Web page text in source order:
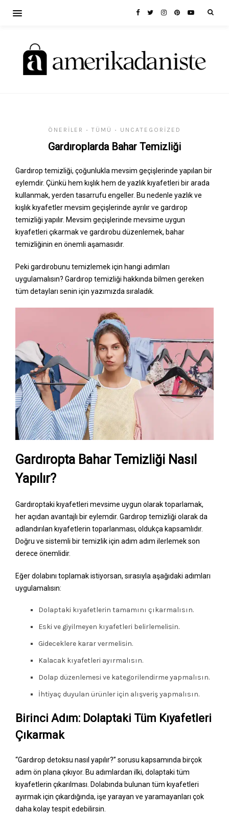
ÖNERILER • TÜMÜ • UNCATEGORIZED
Gardıroplarda Bahar Temizliği
Gardırop temizliği, çoğunlukla mevsim geçişlerinde yapılan bir
eylemdir. Çünkü hem kışlık hem de yazlık kıyafetleri bir arada
kullanmak, yerden tasarrufu engeller. Bu nedenle yazlık ve
kışlık kıyafetler mevsim geçişlerinde ayrılır ve gardırop
temizliği yapılır. Mevsim geçişlerinde mevsime uygun
kıyafetleri çıkarmak ve gardırobu düzenlemek, bahar
temizliğinin en önemli aşamasıdır.
Peki gardırobunu temizlemek için hangi adımları
uygulamalısın? Gardırop temizliği hakkında bilmen gereken
tüm detayları senin için yazımızda sıraladık.
Gardıropta Bahar Temizliği Nasıl
Yapılır?
Gardıroptaki kıyafetleri mevsime uygun olarak toparlamak,
her açıdan avantajlı bir eylemdir. Gardırop temizliği olarak da
adlandırılan kıyafetlerin toparlanması, oldukça kapsamlıdır.
Doğru ve sistemli bir temizlik için adım adım ilerlemek son
derece önemlidir.
Eğer dolabını toplamak istiyorsan, sırasıyla aşağıdaki adımları
uygulamalısın:
Dolaptaki kıyafetlerin tamamını çıkarmalısın.
Eski ve giyilmeyen kıyafetleri belirlemelisin.
Gideceklere karar vermelisin.
Kalacak kıyafetleri ayırmalısın.
Dolap düzenlemesi ve kategorilendirme yapmalısın.
İhtiyaç duyulan ürünler için alışveriş yapmalısın.
Birinci Adım: Dolaptaki Tüm Kıyafetleri
Çıkarmak
“Gardırop detoksu nasıl yapılır?” sorusu kapsamında birçok
adım ön plana çıkıyor. Bu adımlardan ilki, dolaptaki tüm
kıyafetlerin çıkarılması. Dolabında bulunan tüm kıyafetleri
ayırmak için çıkardığında, işe yarayan ve yaramayanları çok
daha kolay tespit edebilirsin.